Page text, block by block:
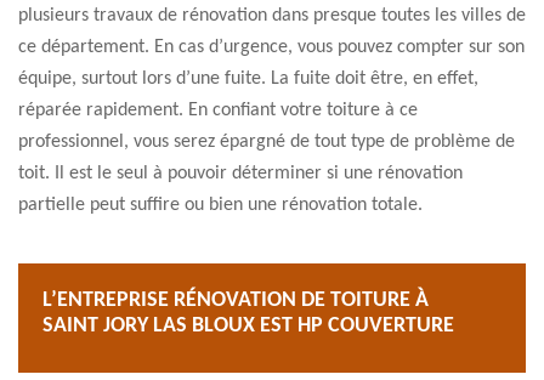
plusieurs travaux de rénovation dans presque toutes les villes de
ce département. En cas d’urgence, vous pouvez compter sur son
équipe, surtout lors d’une fuite. La fuite doit être, en effet,
réparée rapidement. En confiant votre toiture à ce
professionnel, vous serez épargné de tout type de problème de
toit. Il est le seul à pouvoir déterminer si une rénovation
partielle peut suffire ou bien une rénovation totale.
L’ENTREPRISE RÉNOVATION DE TOITURE À
SAINT JORY LAS BLOUX EST HP COUVERTURE